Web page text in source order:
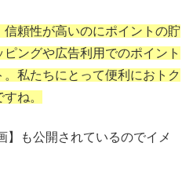
頼性が高いのにポイントの貯
ングや広告利用でのポイント
私たちにとって便利におトク
ね。
】も公開されているのでイメ